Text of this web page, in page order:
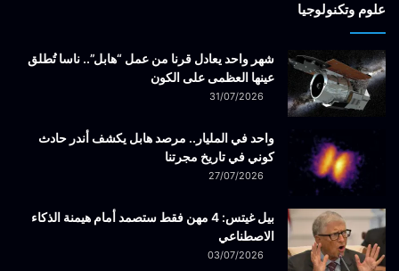
علوم وتكنولوجيا
شهر واحد يعادل قرنا من عمل “هابل”.. ناسا تُطلق
عينها العظمى على الكون
31/07/2026
واحد في المليار.. مرصد هابل يكشف أندر حادث
كوني في تاريخ مجرتنا
27/07/2026
بيل غيتس: 4 مهن فقط ستصمد أمام هيمنة الذكاء
الاصطناعي
03/07/2026